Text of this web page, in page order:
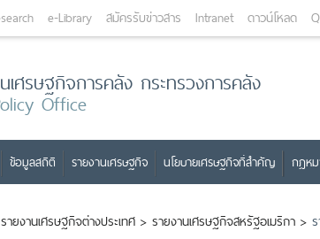
e-Library สมัครรับข่าวสาร Intranet ดาวน์โหลด
เศรษฐกิจการคลัง กระทรวงการคลัง
Office
ข้อมูลสถิติ รายงานเศรษฐกิจ นโยบายเศรษฐกิจที่สำคัญ กฎห
รายงานเศรษฐกิจต่างประเทศ > รายงานเศรษฐกิจสหรัฐอเมริกา >